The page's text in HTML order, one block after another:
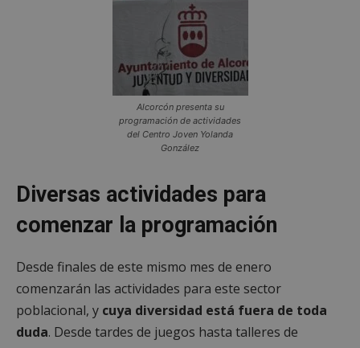
Alcorcón presenta su
programación de actividades
del Centro Joven Yolanda
González
Diversas actividades para
comenzar la programación
Desde finales de este mismo mes de enero
comenzarán las actividades para este sector
poblacional, y cuya diversidad está fuera de toda
duda. Desde tardes de juegos hasta talleres de